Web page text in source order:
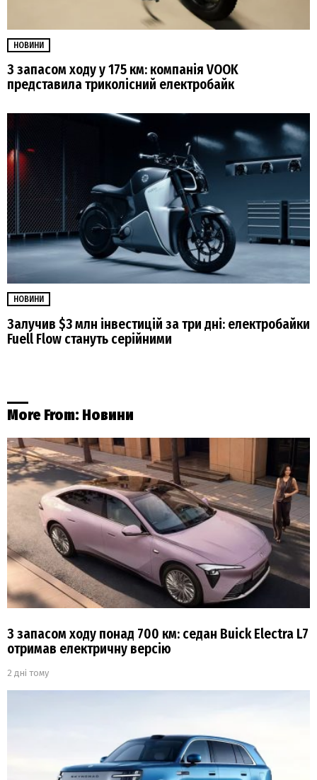
НОВИНИ
З запасом ходу у 175 км: компанія VOOK
представила триколісний електробайк
НОВИНИ
Залучив $3 млн інвестицій за три дні: електробайки
Fuell Flow стануть серійними
More From: Новини
З запасом ходу понад 700 км: седан Buick Electra L7
отримав електричну версію
2 дні тому